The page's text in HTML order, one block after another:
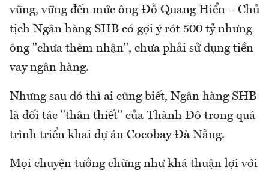
vững, vững đến mức ông Đỗ Quang Hiển – Chủ
tịch Ngân hàng SHB có gợi ý rót 500 tỷ nhưng
ông "chưa thèm nhận", chưa phải sử dụng tiền
vay ngân hàng.
Nhưng sau đó thì ai cũng biết, Ngân hàng SHB
là đối tác "thân thiết" của Thành Đô trong quá
trình triển khai dự án Cocobay Đà Nẵng.
Mọi chuyện tưởng chừng như khá thuận lợi với